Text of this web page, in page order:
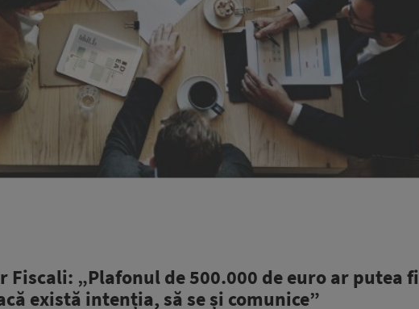
„Plafonul de 500.000 de euro ar putea fi
există intenția, să se și comunice”